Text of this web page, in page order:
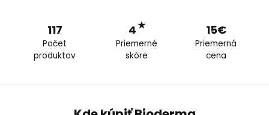
117
Počet
produktov
4★
Priemerné
skóre
15€
Priemerná
cena